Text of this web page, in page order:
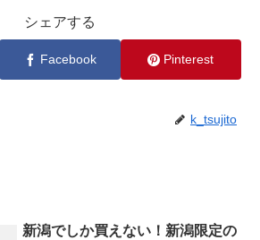
シェアする
Facebook Pinterest
k_tsujito
新潟でしか買えない！新潟限定の